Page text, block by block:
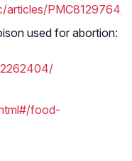
PMC8129764/
used for abortion:
food-